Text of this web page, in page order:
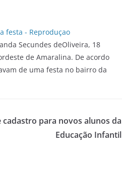
Secundes deOliveira, 18
de Amaralina. De acordo
de uma festa no bairro da
para novos alunos da
Educação Infantil